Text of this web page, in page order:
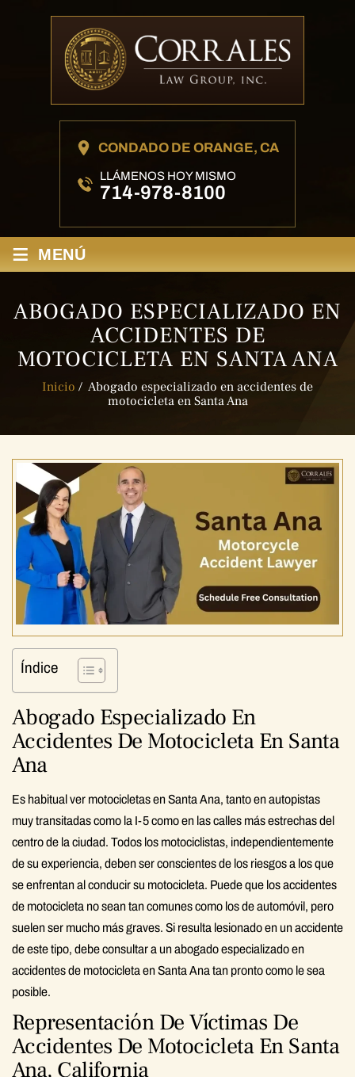
CONDADO DE ORANGE, CA
LLÁMENOS HOY MISMO
714-978-8100
≡ MENÚ
ABOGADO ESPECIALIZADO EN
ACCIDENTES DE
MOTOCICLETA EN SANTA ANA
Inicio / Abogado especializado en accidentes de
motocicleta en Santa Ana
Índice
Abogado Especializado En
Accidentes De Motocicleta En Santa
Ana
Es habitual ver motocicletas en Santa Ana, tanto en autopistas
muy transitadas como la I-5 como en las calles más estrechas del
centro de la ciudad. Todos los motociclistas, independientemente
de su experiencia, deben ser conscientes de los riesgos a los que
se enfrentan al conducir su motocicleta. Puede que los accidentes
de motocicleta no sean tan comunes como los de automóvil, pero
suelen ser mucho más graves. Si resulta lesionado en un accidente
de este tipo, debe consultar a un abogado especializado en
accidentes de motocicleta en Santa Ana tan pronto como le sea
posible.
Representación De Víctimas De
Accidentes De Motocicleta En Santa
Ana, California